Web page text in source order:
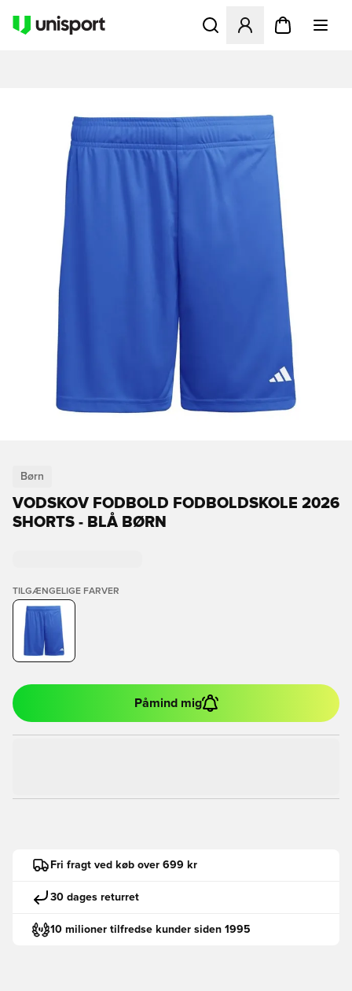
Åbner en Modal til at
Børn
VODSKOV FODBOLD FODBOLDSKOLE 2026
SHORTS - BLÅ BØRN
TILGÆNGELIGE FARVER
Påmind mig
Fri fragt ved køb over 699 kr
30 dages returret
10 milioner tilfredse kunder siden 1995